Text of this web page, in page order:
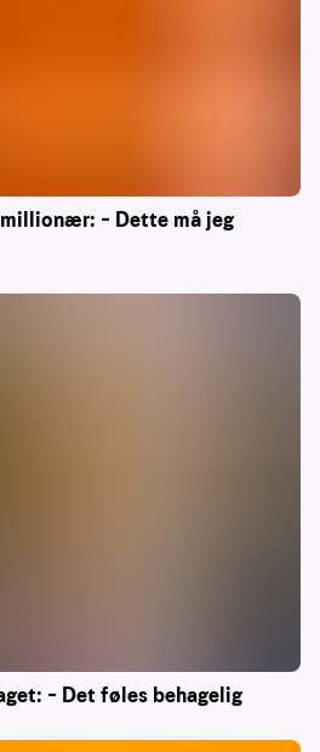
– Dette må jeg
– Det føles behagelig